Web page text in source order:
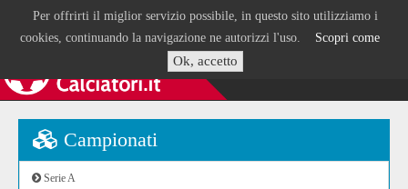
Per offrirti il miglior servizio possibile, in questo sito utilizziamo i
cookies, continuando la navigazione ne autorizzi l'uso. Scopri come
Ok, accetto
Campionati
Serie A